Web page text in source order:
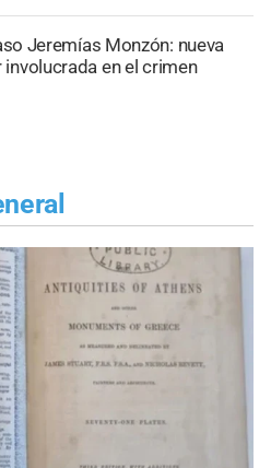
Jeremías Monzón: nueva
en el crimen